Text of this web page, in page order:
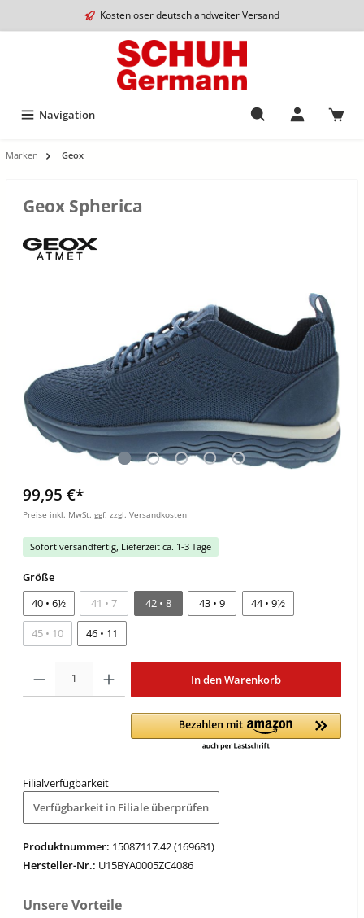
Kostenloser deutschlandweiter Versand
Navigation
Marken Geox
Geox Spherica
99,95 €*
Preise inkl. MwSt. ggf. zzgl. Versandkosten
Sofort versandfertig, Lieferzeit ca. 1-3 Tage
Größe
40 • 6½
41 • 7 42 • 8 43 • 9 44 • 9½
45 • 10 46 • 11
In den Warenkorb
Filialverfügbarkeit
Verfügbarkeit in Filiale überprüfen
Produktnummer: 15087117.42 (169681)
Hersteller-Nr.: U15BYA0005ZC4086
Unsere Vorteile